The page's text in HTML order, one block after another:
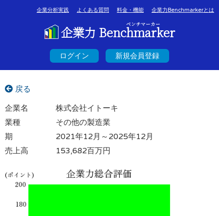
企業分析実践 よくある質問 料金・機能 企業力Benchmarkerとは
ベンチマーカー
企業力 Benchmarker
ログイン 新規会員登録
戻る
企業名
株式会社イトーキ
業種
その他の製造業
期
2021年12月～2025年12月
売上高
153,682百万円